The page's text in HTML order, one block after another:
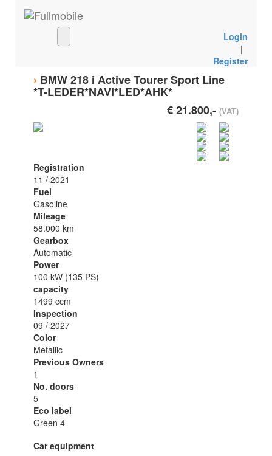
Login
|
Register
› BMW 218 i Active Tourer Sport Line
*T-LEDER*NAVI*LED*AHK*
€ 21.800,-(VAT)
Registration
11 / 2021
Fuel
Gasoline
Mileage
58.000 km
Gearbox
Automatic
Power
100 kW (135 PS)
capacity
1499 ccm
Inspection
09 / 2027
Color
Metallic
Previous Owners
1
No. doors
5
Eco label
Green 4
Car equipment